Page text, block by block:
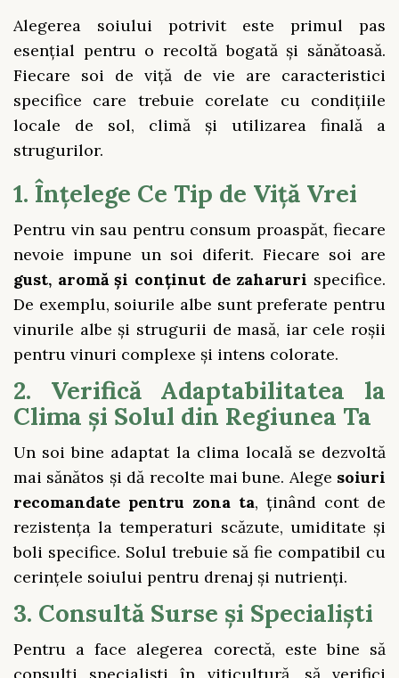
Alegerea soiului potrivit este primul pas
esențial pentru o recoltă bogată și sănătoasă.
Fiecare soi de viță de vie are caracteristici
specifice care trebuie corelate cu condițiile
locale de sol, climă și utilizarea finală a
strugurilor.
1. Înțelege Ce Tip de Viță Vrei
Pentru vin sau pentru consum proaspăt, fiecare
nevoie impune un soi diferit. Fiecare soi are
gust, aromă și conținut de zaharuri specifice.
De exemplu, soiurile albe sunt preferate pentru
vinurile albe și strugurii de masă, iar cele roșii
pentru vinuri complexe și intens colorate.
2. Verifică Adaptabilitatea la
Clima și Solul din Regiunea Ta
Un soi bine adaptat la clima locală se dezvoltă
mai sănătos și dă recolte mai bune. Alege soiuri
recomandate pentru zona ta, ținând cont de
rezistența la temperaturi scăzute, umiditate și
boli specifice. Solul trebuie să fie compatibil cu
cerințele soiului pentru drenaj și nutrienți.
3. Consultă Surse și Specialiști
Pentru a face alegerea corectă, este bine să
consulți specialiști în viticultură, să verifici